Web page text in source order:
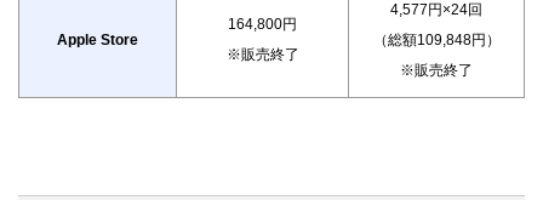
Apple Store
164,800円
※販売終了
4,577円×24回
（総額109,848円）
※販売終了